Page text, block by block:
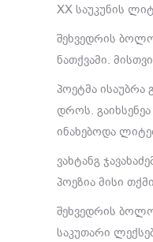
XX საუკუნის
შეხვედრის
ნათქვამი.
პოეტმა ისაუბრა
დროს.
ინახებოდა
ვახტანგ
პოეზია მისი
შეხვედრის
საკუთარი